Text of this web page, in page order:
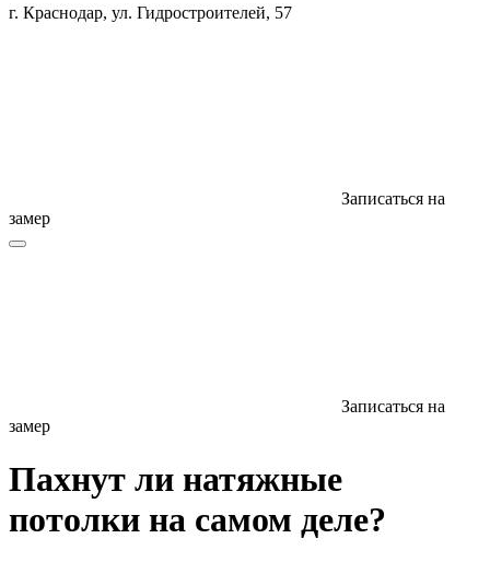
г. Краснодар, ул. Гидростроителей, 57
Записаться на
замер
Записаться на
замер
Пахнут ли натяжные
потолки на самом деле?